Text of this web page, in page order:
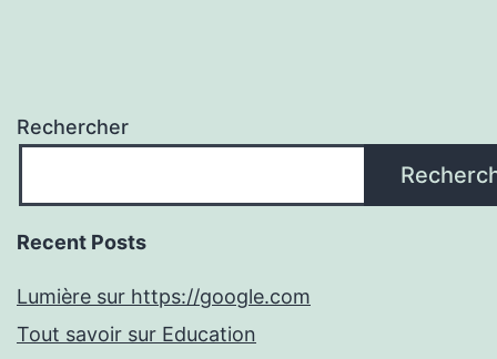
Rechercher
Recent Posts
Lumière sur https://google.com
Tout savoir sur Education